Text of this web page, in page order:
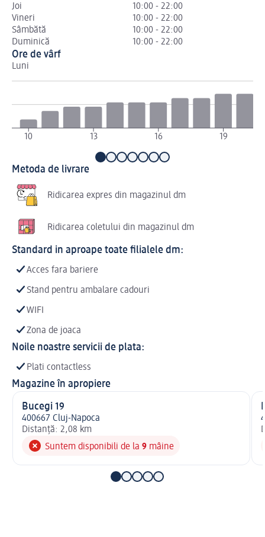
Joi
10:00 - 22:00
Vineri
10:00 - 22:00
Sâmbătă
10:00 - 22:00
Duminică
10:00 - 22:00
Ore de vârf
Luni
10 13 16 19
Metoda de livrare
Ridicarea expres din magazinul dm
Ridicarea coletului din magazinul dm
Standard in aproape toate filialele dm:
Acces fara bariere
Stand pentru ambalare cadouri
WIFI
Zona de joaca
Noile noastre servicii de plata:
Plati contactless
Magazine în apropiere
Bucegi 19
400667 Cluj-Napoca
Distanță: 2,08 km
Suntem disponibili de la 9 mâine